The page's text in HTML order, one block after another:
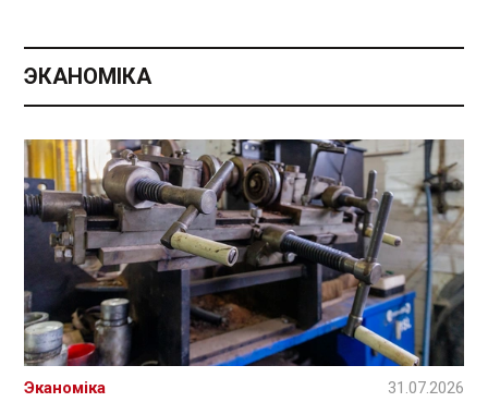
ЭКАНОМІКА
Эканоміка 31.07.2026